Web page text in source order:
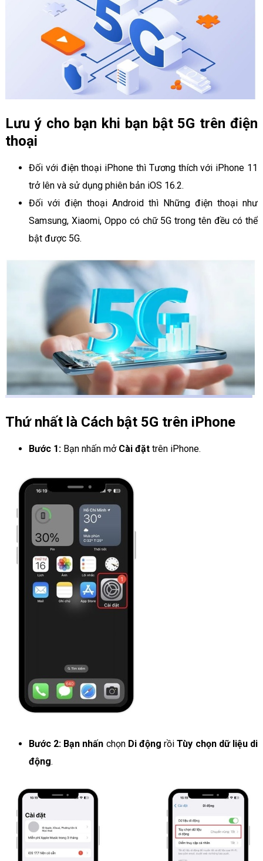
Lưu ý cho bạn khi bạn bật 5G trên điện
thoại
Đối với điện thoại iPhone thì Tương thích với iPhone 11
trở lên và sử dụng phiên bản iOS 16.2.
Đối với điện thoại Android thì Những điện thoại như
Samsung, Xiaomi, Oppo có chữ 5G trong tên đều có thể
bật được 5G.
Thứ nhất là Cách bật 5G trên iPhone
Bước 1:Bạn nhấn mở Cài đặttrên iPhone.
Bước 2: Bạn nhấn chọn Di động rồiTùy chọn dữ liệu di
động.